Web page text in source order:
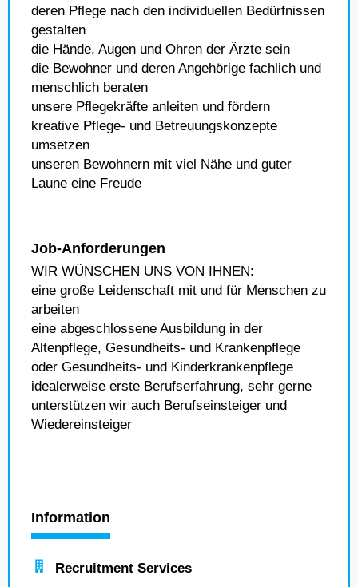
deren Pflege nach den individuellen Bedürfnissen
gestalten
die Hände, Augen und Ohren der Ärzte sein
die Bewohner und deren Angehörige fachlich und
menschlich beraten
unsere Pflegekräfte anleiten und fördern
kreative Pflege- und Betreuungskonzepte
umsetzen
unseren Bewohnern mit viel Nähe und guter
Laune eine Freude
Job-Anforderungen
WIR WÜNSCHEN UNS VON IHNEN:
eine große Leidenschaft mit und für Menschen zu
arbeiten
eine abgeschlossene Ausbildung in der
Altenpflege, Gesundheits- und Krankenpflege
oder Gesundheits- und Kinderkrankenpflege
idealerweise erste Berufserfahrung, sehr gerne
unterstützen wir auch Berufseinsteiger und
Wiedereinsteiger
Information
Recruitment Services